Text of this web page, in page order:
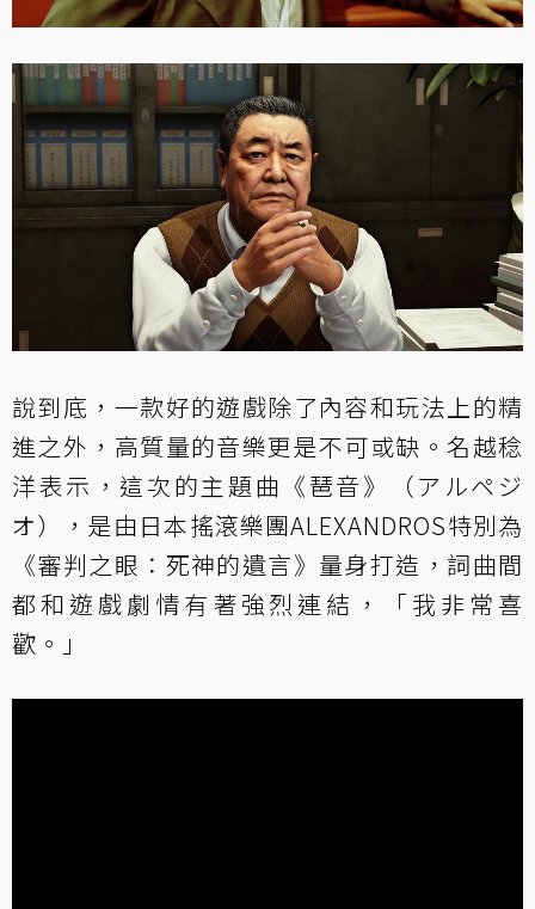
說到底，一款好的遊戲除了內容和玩法上的精
進之外，高質量的音樂更是不可或缺。名越稔
洋表示，這次的主題曲《琶音》（アルペジ
オ），是由日本搖滾樂團ALEXANDROS特別為
《審判之眼：死神的遺言》量身打造，詞曲間
都和遊戲劇情有著強烈連結，「我非常喜
歡。」